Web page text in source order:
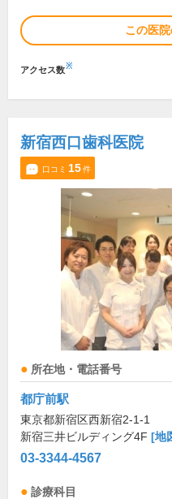
この医
アクセス数※
新宿西口歯科医院
口コミ 15件
所在地・電話番号
都庁前駅
東京都新宿区西新宿2-1-1
新宿三井ビルディング4F [地
03-3344-4567
診療科目